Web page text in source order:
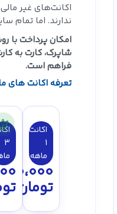
اکانت‌های غیر
ندارند. اما تمام
امکان پرداخت با
شاپرک، کارت به
فراهم است.
تعرفه اکانت های
اکانت
1
ماهه
تومان
3